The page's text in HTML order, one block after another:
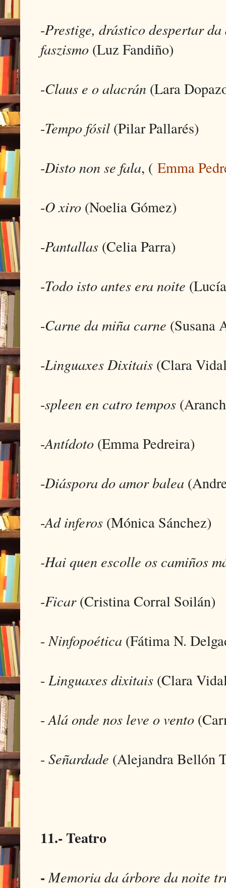
-Prestige, drástico despertar
faszismo (Luz Fandiño)
-Claus e o alacrán (Lara
-Tempo fósil (Pilar Pallarés)
-Disto non se fala, ( Emma
-O xiro (Noelia Gómez)
-Pantallas (Celia Parra)
-Todo isto antes era noite
-Carne da miña carne (Susana
-Linguaxes Dixitais (Clara
-spleen en catro tempos
-Antídoto (Emma Pedreira)
-Diáspora do amor balea
-Ad inferos (Mónica Sánchez)
-Hai quen escolle os camiños
-Ficar(Cristina Corral Soilán)
-Ninfopoética (Fátima N.
-Linguaxes dixitais (Clara
-Alá onde nos leve o vento
- Señardade (Alejandra Bellón
11.- Teatro
-Memoria da árbore da noite